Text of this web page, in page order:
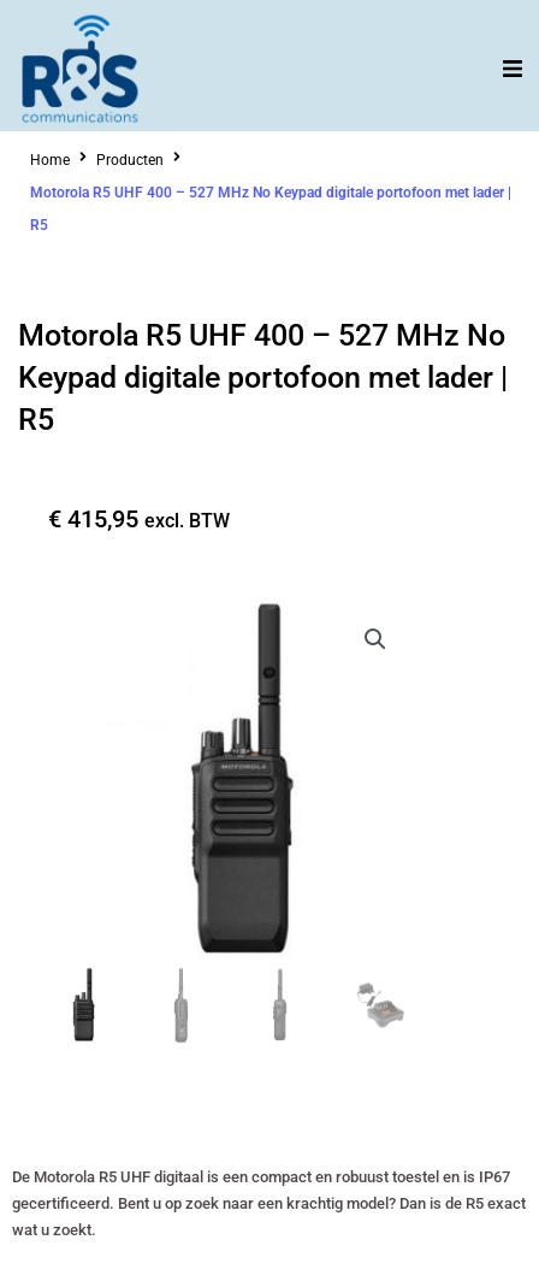
inhoud
Home
Producten
Motorola R5 UHF 400 – 527 MHz No Keypad digitale portofoon met lader |
R5
Motorola R5 UHF 400 – 527 MHz No
Keypad digitale portofoon met lader |
R5
€ 415,95 excl. BTW
De Motorola R5 UHF digitaal is een compact en robuust toestel en is IP67
gecertificeerd. Bent u op zoek naar een krachtig model? Dan is de R5 exact
wat u zoekt.